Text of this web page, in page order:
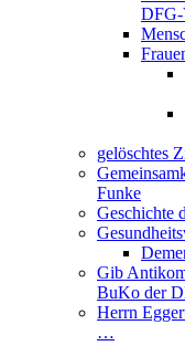
gelöschtes
Funke
Geschichte
Gib
BuKo der
Herrn
…